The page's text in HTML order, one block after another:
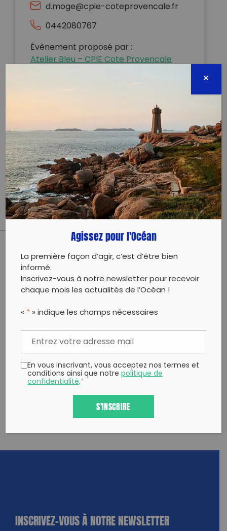
d.moge@cpie-coteprovencale.fr
0442080767
Évènement proposé par :
Atelier Bleu – CPIE Cote Provencale
On vous attends ce mercredi 7 septembre pour un
ramassage de déchets au Mugel
Rendez-vous à 9h30 devant l’Atelier Bleu pour
ramasser les déchets !
Matériel de ramassage fourni (gants et sacs).
On vous attend nombreux pour ramasser et trier les
déchets !
PARTAGER CET ARTICLE:
Twitterun ami
Copy to clipboard
INSCRIVEZ-VOUS À NOTRE NEWSLETTER
Agissez pour l'Océan
La première façon d’agir, c’est d’être bien
informé.
Inscrivez-vous à notre newsletter pour recevoir
chaque mois les actualités de l’Océan !
« * » indique les champs nécessaires
En vous inscrivant, vous acceptez nos termes et
conditions ainsi que notrepolitique de
confidentialité.*
S'INSCRIRE